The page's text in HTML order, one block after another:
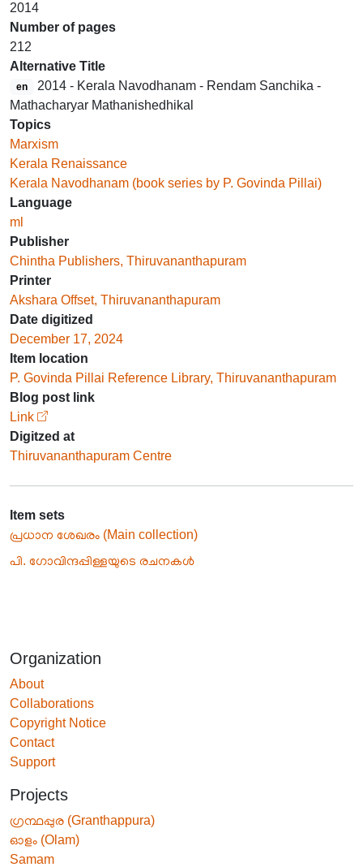
2014
Number of pages
212
Alternative Title
en
2014 - Kerala Navodhanam - Rendam Sanchika -
Mathacharyar Mathanishedhikal
Topics
Marxism
Kerala Renaissance
Kerala Navodhanam (book series by P. Govinda Pillai)
Language
ml
Publisher
Chintha Publishers, Thiruvananthapuram
Printer
Akshara Offset, Thiruvananthapuram
Date digitized
December 17, 2024
Item location
P. Govinda Pillai Reference Library, Thiruvananthapuram
Blog post link
Link
Digitzed at
Thiruvananthapuram Centre
Item sets
പ്രധാന ശേഖരം (Main collection)
പി. ഗോവിന്ദപ്പിള്ളയുടെ രചനകൾ
Organization
About
Collaborations
Copyright Notice
Contact
Support
Projects
ഗ്രന്ഥപ്പുര (Granthappura)
ഓളം (Olam)
Samam